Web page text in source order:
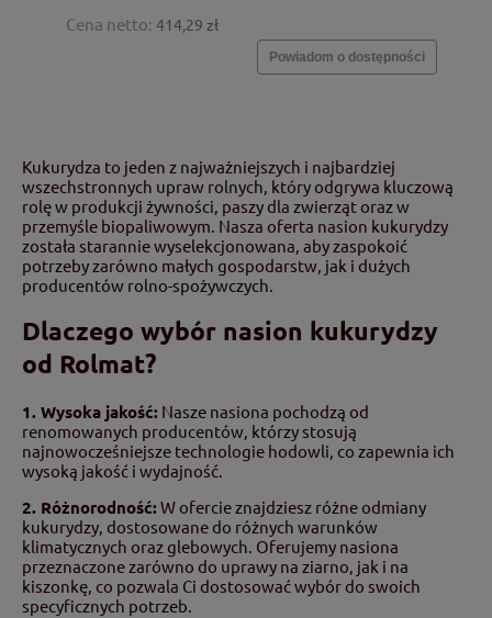
Cena netto: 414,29 zł
Powiadom o dostępności
Kukurydza to jeden z najważniejszych i najbardziej
wszechstronnych upraw rolnych, który odgrywa kluczową
rolę w produkcji żywności, paszy dla zwierząt oraz w
przemyśle biopaliwowym. Nasza oferta nasion kukurydzy
została starannie wyselekcjonowana, aby zaspokoić
potrzeby zarówno małych gospodarstw, jak i dużych
producentów rolno-spożywczych.
Dlaczego wybór nasion kukurydzy
od Rolmat?
1. Wysoka jakość: Nasze nasiona pochodzą od
renomowanych producentów, którzy stosują
najnowocześniejsze technologie hodowli, co zapewnia ich
wysoką jakość i wydajność.
2. Różnorodność:W ofercie znajdziesz różne odmiany
kukurydzy, dostosowane do różnych warunków
klimatycznych oraz glebowych. Oferujemy nasiona
przeznaczone zarówno do uprawy na ziarno, jak i na
kiszonkę, co pozwala Ci dostosować wybór do swoich
specyficznych potrzeb.